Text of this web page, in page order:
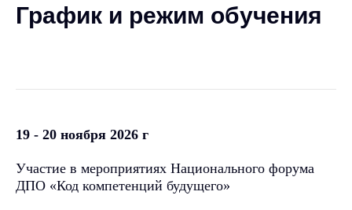
График и режим обучения
19 - 20 ноября 2026 г
Участие в мероприятиях Национального форума
ДПО «Код компетенций будущего»